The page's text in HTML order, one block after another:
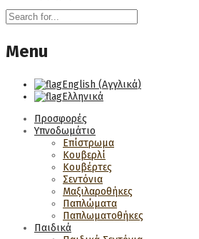
Menu
English (Αγγλικά)
Ελληνικά
Προσφορές
Υπνοδωμάτιο
Επίστρωμα
Κουβερλί
Κουβέρτες
Σεντόνια
Μαξιλαροθήκες
Παπλώματα
Παπλωματοθήκες
Παιδικά